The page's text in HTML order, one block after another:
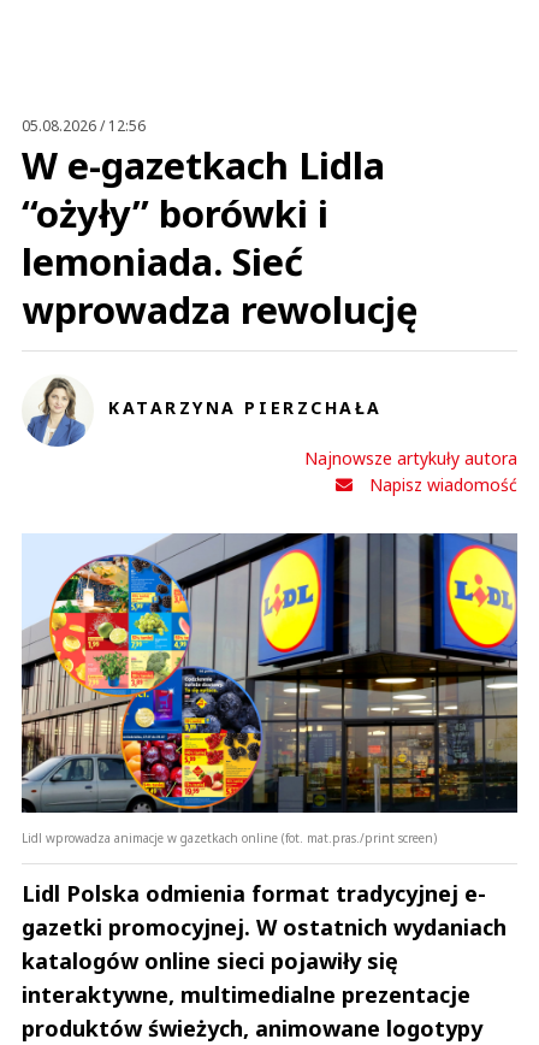
05.08.2026 / 12:56
W e-gazetkach Lidla
“ożyły” borówki i
lemoniada. Sieć
wprowadza rewolucję
KATARZYNA PIERZCHAŁA
Najnowsze artykuły autora
Napisz wiadomość
Lidl wprowadza animacje w gazetkach online (fot. mat.pras./print screen)
Lidl Polska odmienia format tradycyjnej e-
gazetki promocyjnej. W ostatnich wydaniach
katalogów online sieci pojawiły się
interaktywne, multimedialne prezentacje
produktów świeżych, animowane logotypy